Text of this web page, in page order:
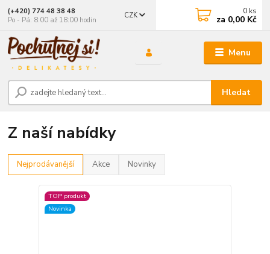
Menu
CZK
Hledat
(+420) 774 48 38 48
Po - Pá: 8:00 až 18:00 hodin
0 ks
za 0,00 Kč
Z naší nabídky
Nejprodávanější Akce Novinky
TOP produkt
Novinka